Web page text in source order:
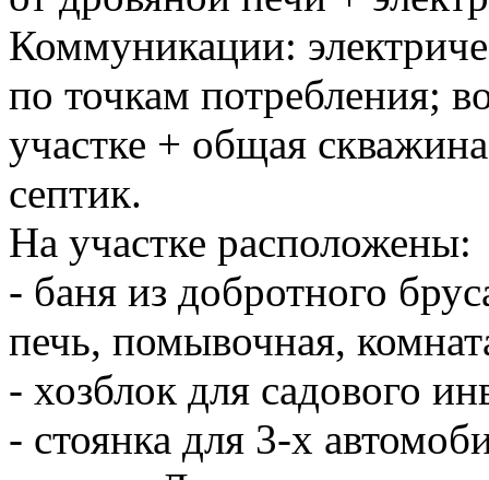
Коммуникации:
по точкам потребления;
участке + общая
септик.
На участке расположены:
- баня из добротного
печь, помывочная,
- хозблок для садового
- стоянка для 3-х